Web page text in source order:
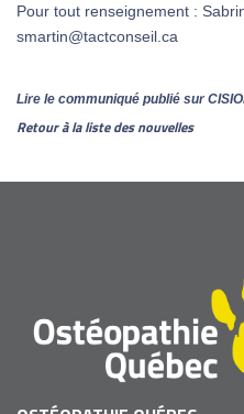
Pour tout renseignement :
smartin@tactconseil.ca
Lire le communiqué publié sur
Retour à la liste des nouvelles